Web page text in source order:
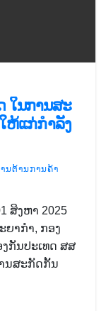
ໃນການສະ
ຫ້ແກ່ກຳລັງ
ນຕ້ານການຄ້າ
ສິງຫາ 2025
ຍາກຳ, ກອງ
ກັນປະເທດ ສສ
ນສະກັດກັ້ນ